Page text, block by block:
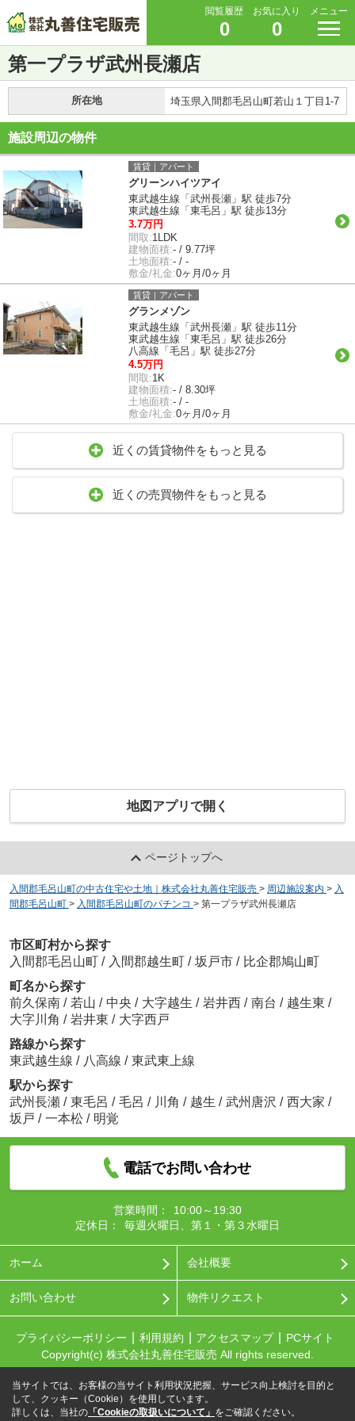
閲覧履歴
0
お気に入り
0
メニュー
第一プラザ武州長瀬店
所在地 埼玉県入間郡毛呂山町若山１丁目1-7
施設周辺の物件
賃貸｜アパート
グリーンハイツアイ
東武越生線「武州長瀬」駅 徒歩7分
東武越生線「東毛呂」駅 徒歩13分
3.7万円
間取:1LDK
建物面積:- / 9.77坪
土地面積:- / -
敷金/礼金:0ヶ月/0ヶ月
賃貸｜アパート
グランメゾン
東武越生線「武州長瀬」駅 徒歩11分
東武越生線「東毛呂」駅 徒歩26分
八高線「毛呂」駅 徒歩27分
4.5万円
間取:1K
建物面積:- / 8.30坪
土地面積:- / -
敷金/礼金:0ヶ月/0ヶ月
近くの賃貸物件をもっと見る
近くの売買物件をもっと見る
地図アプリで開く
ページトップへ
入間郡毛呂山町の中古住宅や土地｜株式会社丸善住宅販売 > 周辺施設案内 > 入
間郡毛呂山町 > 入間郡毛呂山町のパチンコ > 第一プラザ武州長瀬店
市区町村から探す
入間郡毛呂山町 / 入間郡越生町 / 坂戸市 / 比企郡鳩山町
町名から探す
前久保南 / 若山 / 中央 / 大字越生 / 岩井西 / 南台 / 越生東 /
大字川角 / 岩井東 / 大字西戸
路線から探す
東武越生線 / 八高線 / 東武東上線
駅から探す
武州長瀬 / 東毛呂 / 毛呂 / 川角 / 越生 / 武州唐沢 / 西大家 /
坂戸 / 一本松 / 明覚
電話でお問い合わせ
営業時間：
10:00～19:30
定休日：
毎週火曜日、第１・第３水曜日
ホーム 会社概要
お問い合わせ 物件リクエスト
プライバシーポリシー 利用規約 アクセスマップ
PCサイト
Copyright(c) 株式会社丸善住宅販売 All rights reserved.
当サイトでは、お客様の当サイト利用状況把握、サービス向上検討を目的と
して、クッキー（Cookie）を使用しています。
詳しくは、当社の 「Cookieの取扱いについて」 をご確認ください。